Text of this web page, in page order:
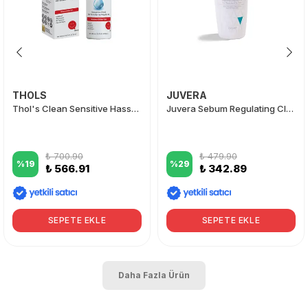
THOLS
Thol's Clean Sensitive Hassas Ciltler İçin Yüz Temizleme Köpük Jeli 200 ml
%19
₺ 700.90
₺ 566.91
SEPETE EKLE
JUVERA
Juvera Sebum Regulating Cleansing Gel 200 ml
%29
₺ 479.90
₺ 342.89
SEPETE EKLE
Daha Fazla Ürün